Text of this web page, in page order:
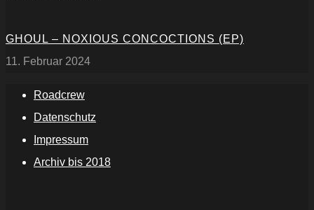
GHOUL – NOXIOUS CONCOCTIONS (EP)
11. Februar 2024
Roadcrew
Datenschutz
Impressum
Archiv bis 2018